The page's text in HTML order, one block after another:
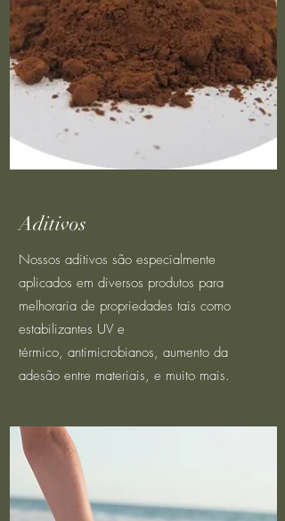
Aditivos
Nossos aditivos são especialmente
aplicados em diversos produtos para
melhoraria de propriedades tais como
estabilizantes UV e
térmico, antimicrobianos, aumento da
adesão entre materiais, e muito mais.